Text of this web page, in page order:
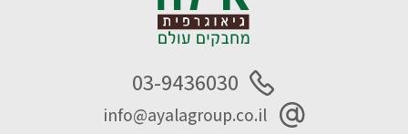
03-9436030
info@ayalagroup.co.il